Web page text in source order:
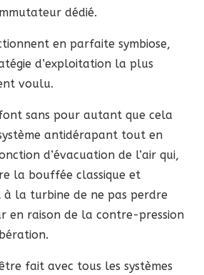
dédié.
en parfaite symbiose,
d’exploitation la plus
voulu.
sans pour autant que cela
antidérapant tout en
d’évacuation de l’air qui,
la bouffée classique et
à la turbine de ne pas perdre
en raison de la contre-pression
fait avec tous les systèmes